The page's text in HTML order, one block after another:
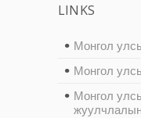
LINKS
Монгол
Монгол
Монгол